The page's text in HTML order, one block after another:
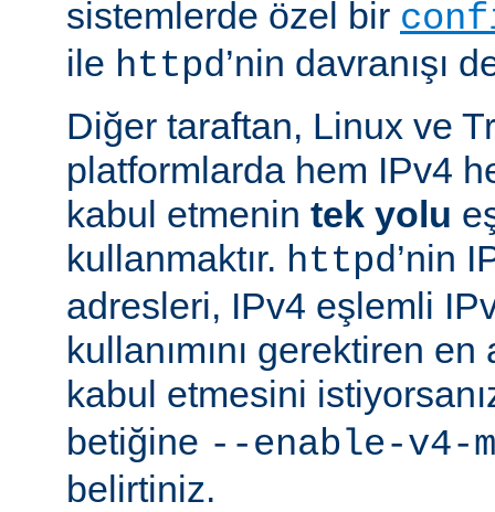
sistemlerde özel bir
ile httpd’nin davranışı
Diğer taraftan, Linux ve
platformlarda hem IPv4
kabul etmenin tek yolu
kullanmaktır. httpd’nin
adresleri, IPv4 eşlemli
kullanımını gerektiren
kabul etmesini
betiğine --enable-v4-
belirtiniz.